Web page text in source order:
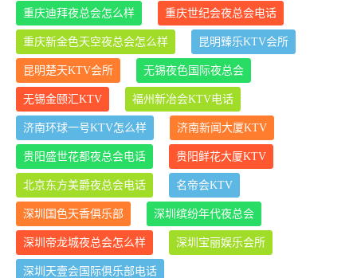
重庆迪拜夜总会怎么样 重庆世纪会夜总会电话
重庆新金色天空夜总会怎么样 昆明臻乐KTV会所
昆明楚天KTV会所 无锡夜色国际夜总会
无锡金颐汇KTV 福州新冶会KTV电话
济南环球一号KTV怎么样 济南新闻大厦KTV
贵阳盛世花都夜总会电话 贵阳鲜花大厦KTV
北京东方美爵夜总会电话 名帝会KTV
深圳国色天香俱乐部 深圳缤纷年代夜总会
深圳帝龙城夜总会怎么样 深圳宝丽娱乐会所
深圳天壹会国际俱乐部电话